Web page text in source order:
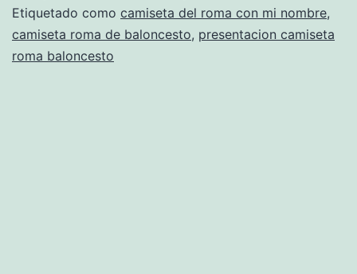
equipacion
2016
Etiquetado como camiseta del roma con mi nombre,
camiseta roma de baloncesto, presentacion camiseta
roma baloncesto